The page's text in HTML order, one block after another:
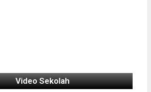
Video Sekolah